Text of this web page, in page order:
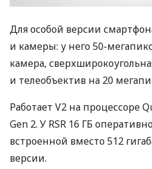
Для особой версии
и камеры: у него 50-
камера,
и телеобъектив на 20
Работает V2 на процессоре
Gen 2. У RSR 16 ГБ
встроенной вместо 512
версии.